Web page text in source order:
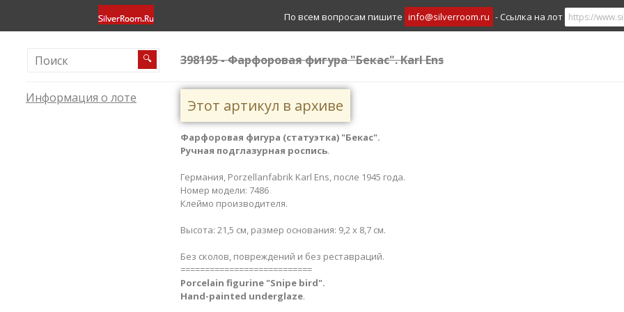
По всем вопросам пишите info@silverroom.ru - Ссылка на лот
🔍 398195 - Фарфоровая фигура "Бекас". Karl Ens
Информация о лоте Этот артикул в архиве
Фарфоровая фигура (статуэтка) "Бекас".
Ручная подглазурная роспись.
Германия, Porzellanfabrik Karl Ens, после 1945 года.
Номер модели: 7486
Клеймо производителя.
Высота: 21,5 см, размер основания: 9,2 х 8,7 см.
Без сколов, повреждений и без реставраций.
===========================
Porcelain figurine "Snipe bird​​​".
Hand-painted underglaze.